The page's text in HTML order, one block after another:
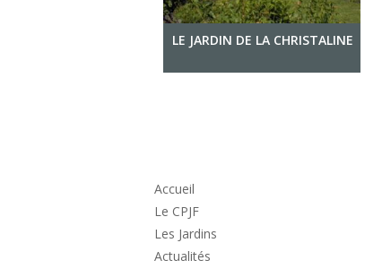
LE JARDIN DE LA CHRISTALINE
Accueil
Le CPJF
Les Jardins
Actualités